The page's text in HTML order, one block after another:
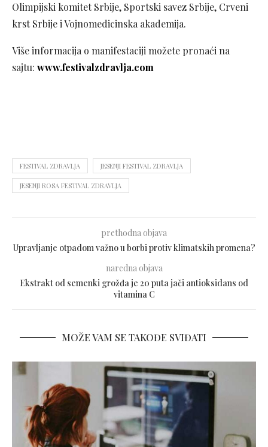
Olimpijski komitet Srbije, Sportski savez Srbije, Crveni
krst Srbije i Vojnomedicinska akademija.
Više informacija o manifestaciji možete pronaći na
sajtu: www.festivalzdravlja.com
FESTIVAL ZDRAVLJA JESENJI FESTIVAL ZDRAVLJA
JESENJI ROSA FESTIVAL ZDRAVLJA
prethodna objava
Upravljanje otpadom važno u borbi protiv klimatskih promena?
naredna objava
Ekstrakt od semenki grožđa je 20 puta jači antioksidans od
vitamina C
MOŽE VAM SE TAKOĐE SVIĐATI